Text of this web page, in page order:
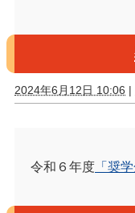
2024年6月12日 10:06 |
令和６年度 「奨